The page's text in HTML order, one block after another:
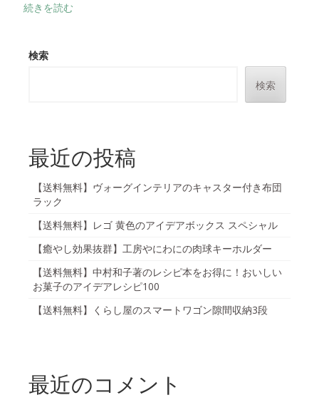
続きを読む
検索
検索
最近の投稿
【送料無料】ヴォーグインテリアのキャスター付き布団
ラック
【送料無料】レゴ 黄色のアイデアボックス スペシャル
【癒やし効果抜群】工房やにわにの肉球キーホルダー
【送料無料】中村和子著のレシピ本をお得に！おいしい
お菓子のアイデアレシピ100
【送料無料】くらし屋のスマートワゴン隙間収納3段
最近のコメント